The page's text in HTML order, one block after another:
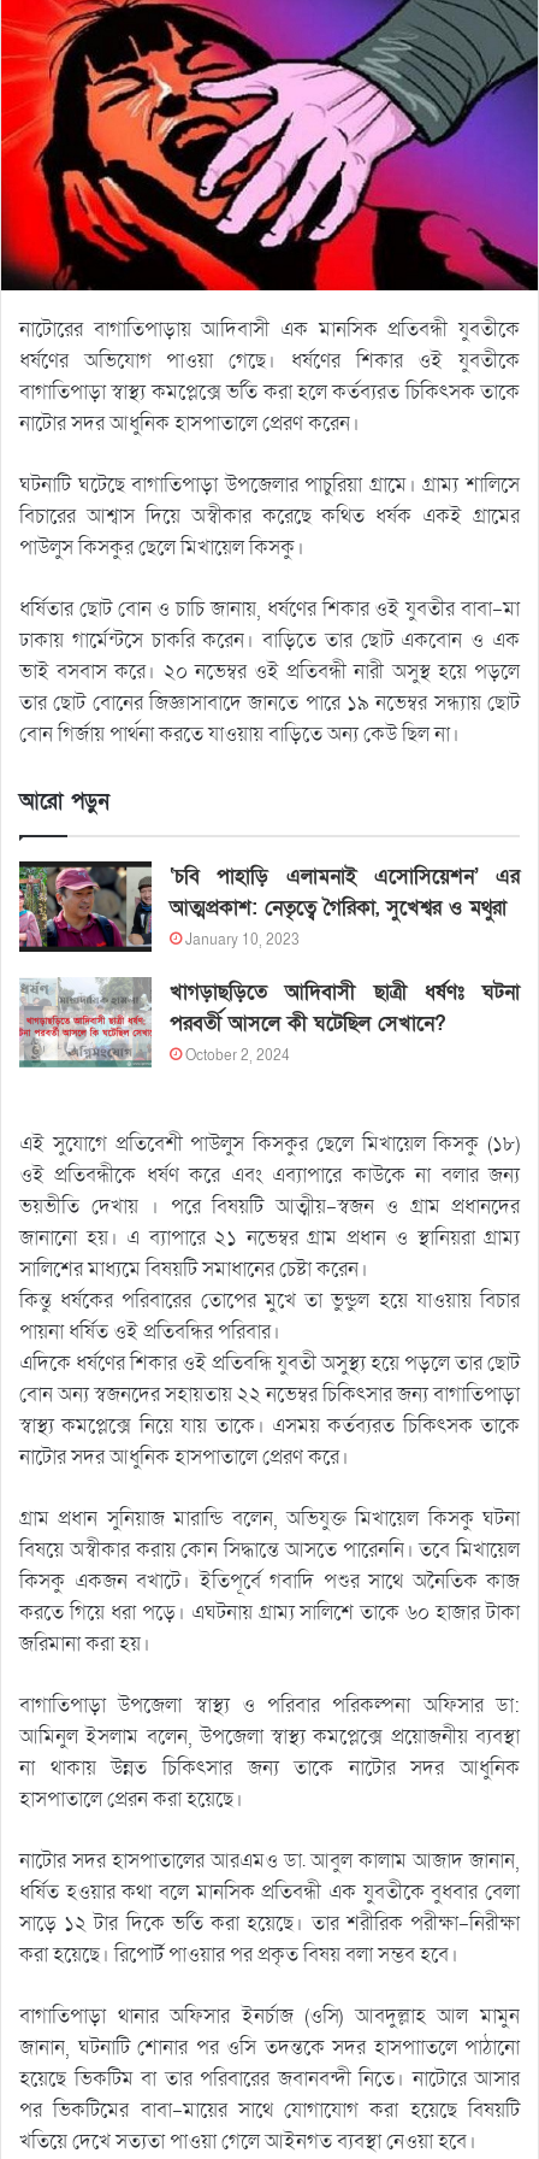
নাটোরের বাগাতিপাড়ায় আদিবাসী এক মানসিক প্রতিবন্ধী যুবতীকে
ধর্ষণের অভিযোগ পাওয়া গেছে। ধর্ষণের শিকার ওই যুবতীকে
বাগাতিপাড়া স্বাস্থ্য কমপ্লেক্সে ভর্তি করা হলে কর্তব্যরত চিকিৎসক তাকে
নাটোর সদর আধুনিক হাসপাতালে প্রেরণ করেন।
ঘটনাটি ঘটেছে বাগাতিপাড়া উপজেলার পাচুরিয়া গ্রামে। গ্রাম্য শালিসে
বিচারের আশ্বাস দিয়ে অস্বীকার করেছে কথিত ধর্ষক একই গ্রামের
পাউলুস কিসকুর ছেলে মিখায়েল কিসকু।
ধর্ষিতার ছোট বোন ও চাচি জানায়, ধর্ষণের শিকার ওই যুবতীর বাবা-মা
ঢাকায় গার্মেন্টসে চাকরি করেন। বাড়িতে তার ছোট একবোন ও এক
ভাই বসবাস করে। ২০ নভেম্বর ওই প্রতিবন্ধী নারী অসুস্থ হয়ে পড়লে
তার ছোট বোনের জিজ্ঞাসাবাদে জানতে পারে ১৯ নভেম্বর সন্ধ্যায় ছোট
বোন গির্জায় পার্থনা করতে যাওয়ায় বাড়িতে অন্য কেউ ছিল না।
আরো পড়ুন
‘চবি পাহাড়ি এলামনাই এসোসিয়েশন’ এর
আত্মপ্রকাশ: নেতৃত্বে গৈরিকা, সুখেশ্বর ও মথুরা
January 10, 2023
খাগড়াছড়িতে আদিবাসী ছাত্রী ধর্ষণঃ ঘটনা
পরবর্তী আসলে কী ঘটেছিল সেখানে?
October 2, 2024
এই সুযোগে প্রতিবেশী পাউলুস কিসকুর ছেলে মিখায়েল কিসকু (১৮)
ওই প্রতিবন্ধীকে ধর্ষণ করে এবং এব্যাপারে কাউকে না বলার জন্য
ভয়ভীতি দেখায় । পরে বিষয়টি আত্মীয়-স্বজন ও গ্রাম প্রধানদের
জানানো হয়। এ ব্যাপারে ২১ নভেম্বর গ্রাম প্রধান ও স্থানিয়রা গ্রাম্য
সালিশের মাধ্যমে বিষয়টি সমাধানের চেষ্টা করেন।
কিন্তু ধর্ষকের পরিবারের তোপের মুখে তা ভুন্ডুল হয়ে যাওয়ায় বিচার
পায়না ধর্ষিত ওই প্রতিবন্ধির পরিবার।
এদিকে ধর্ষণের শিকার ওই প্রতিবন্ধি যুবতী অসুস্থ্য হয়ে পড়লে তার ছোট
বোন অন্য স্বজনদের সহায়তায় ২২ নভেম্বর চিকিৎসার জন্য বাগাতিপাড়া
স্বাস্থ্য কমপ্লেক্সে নিয়ে যায় তাকে। এসময় কর্তব্যরত চিকিৎসক তাকে
নাটোর সদর আধুনিক হাসপাতালে প্রেরণ করে।
গ্রাম প্রধান সুনিয়াজ মারান্ডি বলেন, অভিযুক্ত মিখায়েল কিসকু ঘটনা
বিষয়ে অস্বীকার করায় কোন সিদ্ধান্তে আসতে পারেননি। তবে মিখায়েল
কিসকু একজন বখাটে। ইতিপূর্বে গবাদি পশুর সাথে অনৈতিক কাজ
করতে গিয়ে ধরা পড়ে। এঘটনায় গ্রাম্য সালিশে তাকে ৬০ হাজার টাকা
জরিমানা করা হয়।
বাগাতিপাড়া উপজেলা স্বাস্থ্য ও পরিবার পরিকল্পনা অফিসার ডা:
আমিনুল ইসলাম বলেন, উপজেলা স্বাস্থ্য কমপ্লেক্সে প্রয়োজনীয় ব্যবস্থা
না থাকায় উন্নত চিকিৎসার জন্য তাকে নাটোর সদর আধুনিক
হাসপাতালে প্রেরন করা হয়েছে।
নাটোর সদর হাসপাতালের আরএমও ডা. আবুল কালাম আজাদ জানান,
ধর্ষিত হওয়ার কথা বলে মানসিক প্রতিবন্ধী এক যুবতীকে বুধবার বেলা
সাড়ে ১২ টার দিকে ভর্তি করা হয়েছে। তার শরীরিক পরীক্ষা-নিরীক্ষা
করা হয়েছে। রিপোর্ট পাওয়ার পর প্রকৃত বিষয় বলা সম্ভব হবে।
বাগাতিপাড়া থানার অফিসার ইনর্চাজ (ওসি) আবদুল্লাহ আল মামুন
জানান, ঘটনাটি শোনার পর ওসি তদন্তকে সদর হাসপাাতলে পাঠানো
হয়েছে ভিকটিম বা তার পরিবারের জবানবন্দী নিতে। নাটোরে আসার
পর ভিকটিমের বাবা-মায়ের সাথে যোগাযোগ করা হয়েছে বিষয়টি
খতিয়ে দেখে সত্যতা পাওয়া গেলে আইনগত ব্যবস্থা নেওয়া হবে।